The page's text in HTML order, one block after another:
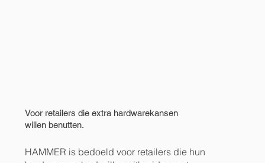
Voor retailers die extra hardwarekansen
willen benutten.
HAMMER is bedoeld voor retailers die hun